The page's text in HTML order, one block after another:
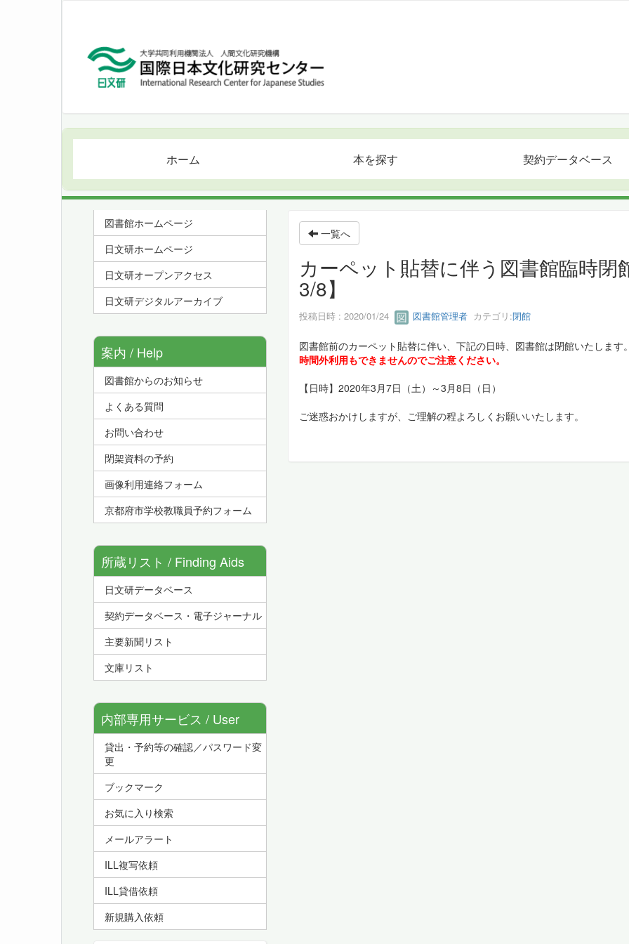
ホーム 本を探す 契約データベース
一覧へ
カーペット貼替に伴う図書館臨時閉
3/8】
投稿日時 : 2020/01/24 図書館管理者 カテゴリ:閉館
図書館前のカーペット貼替に伴い、下記の日時、図書館は閉館いたします
時間外利用もできませんのでご注意ください。
【日時】2020年3月7日（土）～3月8日（日）
ご迷惑おかけしますが、ご理解の程よろしくお願いいたします。
図書館ホームページ
日文研ホームページ
日文研オープンアクセス
日文研デジタルアーカイブ
案内 / Help
図書館からのお知らせ
よくある質問
お問い合わせ
閉架資料の予約
画像利用連絡フォーム
京都府市学校教職員予約フォーム
所蔵リスト / Finding Aids
日文研データベース
契約データベース・電子ジャーナル
主要新聞リスト
文庫リスト
内部専用サービス / User
Service
貸出・予約等の確認／パスワード変
更
ブックマーク
お気に入り検索
メールアラート
ILL複写依頼
ILL貸借依頼
新規購入依頼